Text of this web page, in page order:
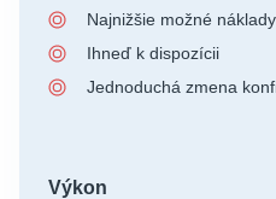
Výkon
Najnižšie možné náklady
Ihneď k dispozícii
Jednoduchá zmena